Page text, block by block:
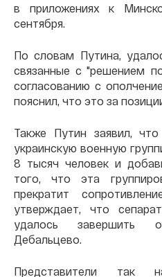
в приложениях к
сентября.
По словам Путина,
связанные с "решением
согласованию с
пояснил, что это за
Также Путин заявил,
украинскую военную
8 тысяч человек и
того, что эта
прекратит
утверждает, что
удалось завершить
Дебальцево.
Представители так